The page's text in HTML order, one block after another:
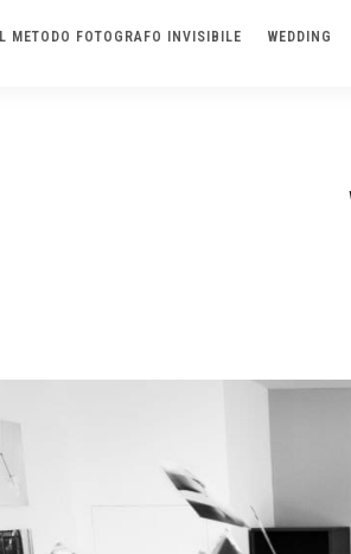
IL METODO FOTOGRAFO INVISIBILE WEDDING